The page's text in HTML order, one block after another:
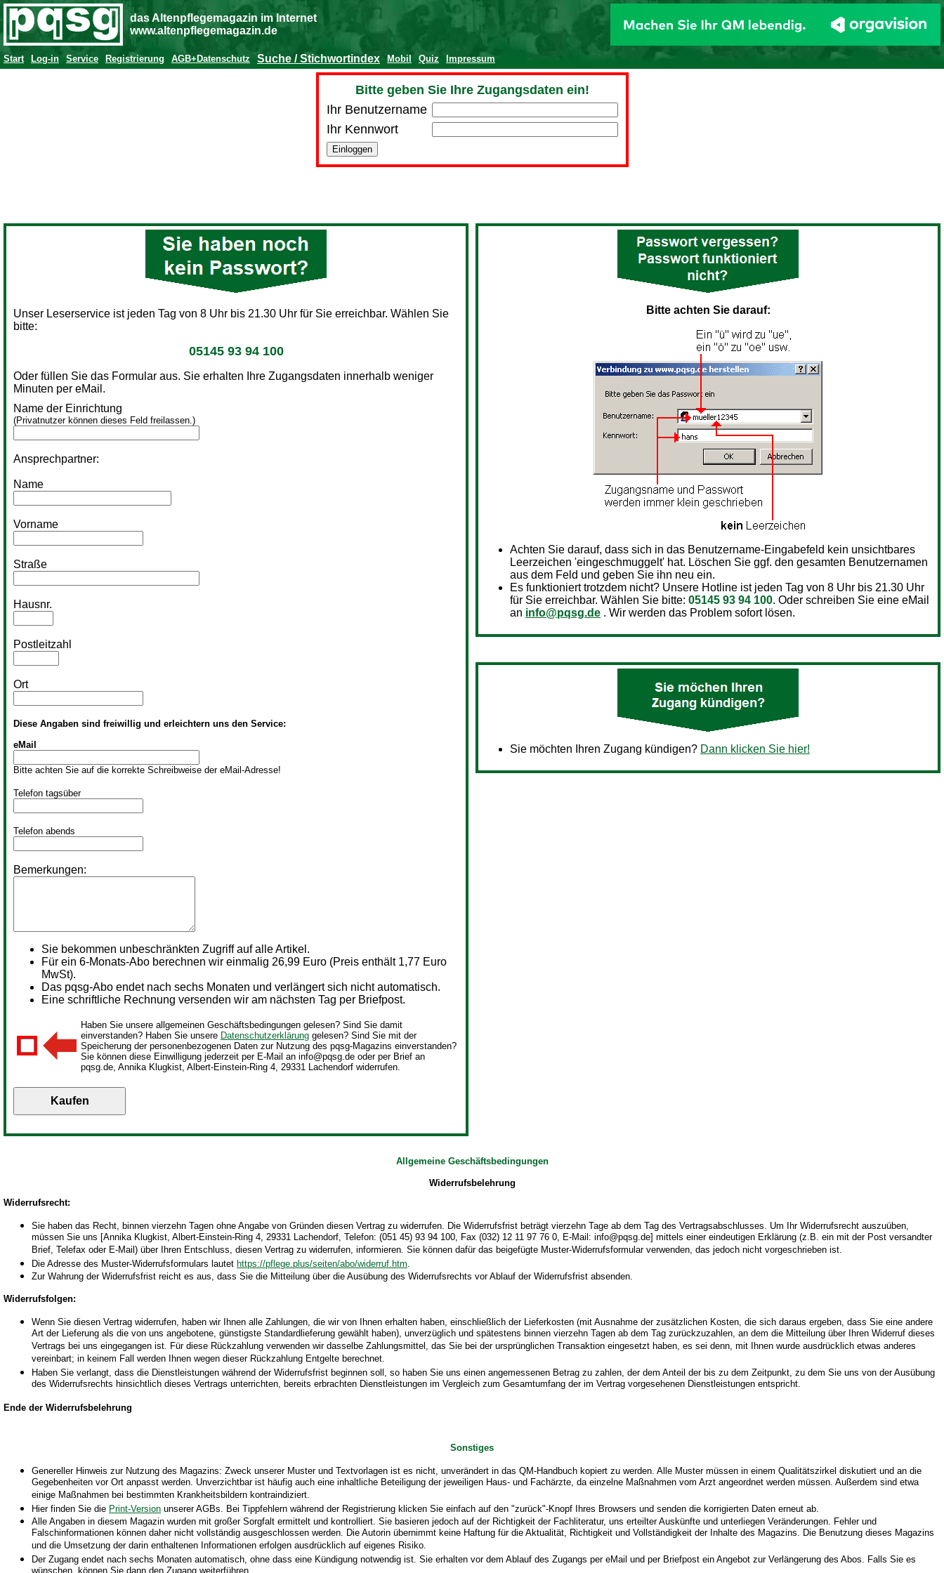
das Altenpflegemagazin im Internet
www.altenpflegemagazin.de
Start Log-in Service Registrierung AGB+Datenschutz Suche / Stichwortindex Mobil Quiz Impressum
Bitte geben Sie Ihre Zugangsdaten ein!
Ihr Benutzername
Ihr Kennwort
Unser Leserservice ist jeden Tag von 8 Uhr bis 21.30 Uhr für Sie erreichbar. Wählen Sie
bitte:
05145 93 94 100
Oder füllen Sie das Formular aus. Sie erhalten Ihre Zugangsdaten innerhalb weniger
Minuten per eMail.
Name der Einrichtung
(Privatnutzer können dieses Feld freilassen.)
Ansprechpartner:
Name
Vorname
Straße
Hausnr.
Postleitzahl
Ort
Diese Angaben sind freiwillig und erleichtern uns den Service:
eMail
Bitte achten Sie auf die korrekte Schreibweise der eMail-Adresse!
Telefon tagsüber
Telefon abends
Bemerkungen:
Sie bekommen unbeschränkten Zugriff auf alle Artikel.
Für ein 6-Monats-Abo berechnen wir einmalig 26,99 Euro (Preis enthält 1,77 Euro
MwSt).
Das pqsg-Abo endet nach sechs Monaten und verlängert sich nicht automatisch.
Eine schriftliche Rechnung versenden wir am nächsten Tag per Briefpost.
Haben Sie unsere allgemeinen Geschäftsbedingungen gelesen? Sind Sie damit
einverstanden? Haben Sie unsere Datenschutzerklärung gelesen? Sind Sie mit der
Speicherung der personenbezogenen Daten zur Nutzung des pqsg-Magazins einverstanden?
Sie können diese Einwilligung jederzeit per E-Mail an info@pqsg.de oder per Brief an
pqsg.de, Annika Klugkist, Albert-Einstein-Ring 4, 29331 Lachendorf widerrufen.
Bitte achten Sie darauf:
Achten Sie darauf, dass sich in das Benutzername-Eingabefeld kein unsichtbares
Leerzeichen 'eingeschmuggelt' hat. Löschen Sie ggf. den gesamten Benutzernamen
aus dem Feld und geben Sie ihn neu ein.
Es funktioniert trotzdem nicht? Unsere Hotline ist jeden Tag von 8 Uhr bis 21.30 Uhr
für Sie erreichbar. Wählen Sie bitte: 05145 93 94 100. Oder schreiben Sie eine eMail
an info@pqsg.de . Wir werden das Problem sofort lösen.
Sie möchten Ihren Zugang kündigen? Dann klicken Sie hier!
Allgemeine Geschäftsbedingungen
Widerrufsbelehrung
Widerrufsrecht:
Sie haben das Recht, binnen vierzehn Tagen ohne Angabe von Gründen diesen Vertrag zu widerrufen. Die Widerrufsfrist beträgt vierzehn Tage ab dem Tag des Vertragsabschlusses. Um Ihr Widerrufsrecht auszuüben,
müssen Sie uns [Annika Klugkist, Albert-Einstein-Ring 4, 29331 Lachendorf, Telefon: (051 45) 93 94 100, Fax (032) 12 11 97 76 0, E-Mail: info@pqsg.de] mittels einer eindeutigen Erklärung (z.B. ein mit der Post versandter
Brief, Telefax oder E-Mail) über Ihren Entschluss, diesen Vertrag zu widerrufen, informieren. Sie können dafür das beigefügte Muster-Widerrufsformular verwenden, das jedoch nicht vorgeschrieben ist.
Die Adresse des Muster-Widerrufsformulars lautet https://pflege.plus/seiten/abo/widerruf.htm.
Zur Wahrung der Widerrufsfrist reicht es aus, dass Sie die Mitteilung über die Ausübung des Widerrufsrechts vor Ablauf der Widerrufsfrist absenden.
Widerrufsfolgen:
Wenn Sie diesen Vertrag widerrufen, haben wir Ihnen alle Zahlungen, die wir von Ihnen erhalten haben, einschließlich der Lieferkosten (mit Ausnahme der zusätzlichen Kosten, die sich daraus ergeben, dass Sie eine andere
Art der Lieferung als die von uns angebotene, günstigste Standardlieferung gewählt haben), unverzüglich und spätestens binnen vierzehn Tagen ab dem Tag zurückzuzahlen, an dem die Mitteilung über Ihren Widerruf dieses
Vertrags bei uns eingegangen ist. Für diese Rückzahlung verwenden wir dasselbe Zahlungsmittel, das Sie bei der ursprünglichen Transaktion eingesetzt haben, es sei denn, mit Ihnen wurde ausdrücklich etwas anderes
vereinbart; in keinem Fall werden Ihnen wegen dieser Rückzahlung Entgelte berechnet.
Haben Sie verlangt, dass die Dienstleistungen während der Widerrufsfrist beginnen soll, so haben Sie uns einen angemessenen Betrag zu zahlen, der dem Anteil der bis zu dem Zeitpunkt, zu dem Sie uns von der Ausübung
des Widerrufsrechts hinsichtlich dieses Vertrags unterrichten, bereits erbrachten Dienstleistungen im Vergleich zum Gesamtumfang der im Vertrag vorgesehenen Dienstleistungen entspricht.
Ende der Widerrufsbelehrung
Sonstiges
Genereller Hinweis zur Nutzung des Magazins: Zweck unserer Muster und Textvorlagen ist es nicht, unverändert in das QM-Handbuch kopiert zu werden. Alle Muster müssen in einem Qualitätszirkel diskutiert und an die
Gegebenheiten vor Ort anpasst werden. Unverzichtbar ist häufig auch eine inhaltliche Beteiligung der jeweiligen Haus- und Fachärzte, da einzelne Maßnahmen vom Arzt angeordnet werden müssen. Außerdem sind etwa
einige Maßnahmen bei bestimmten Krankheitsbildern kontraindiziert.
Hier finden Sie die Print-Version unserer AGBs. Bei Tippfehlern während der Registrierung klicken Sie einfach auf den "zurück"-Knopf Ihres Browsers und senden die korrigierten Daten erneut ab.
Alle Angaben in diesem Magazin wurden mit großer Sorgfalt ermittelt und kontrolliert. Sie basieren jedoch auf der Richtigkeit der Fachliteratur, uns erteilter Auskünfte und unterliegen Veränderungen. Fehler und
Falschinformationen können daher nicht vollständig ausgeschlossen werden. Die Autorin übernimmt keine Haftung für die Aktualität, Richtigkeit und Vollständigkeit der Inhalte des Magazins. Die Benutzung dieses Magazins
und die Umsetzung der darin enthaltenen Informationen erfolgen ausdrücklich auf eigenes Risiko.
Der Zugang endet nach sechs Monaten automatisch, ohne dass eine Kündigung notwendig ist. Sie erhalten vor dem Ablauf des Zugangs per eMail und per Briefpost ein Angebot zur Verlängerung des Abos. Falls Sie es